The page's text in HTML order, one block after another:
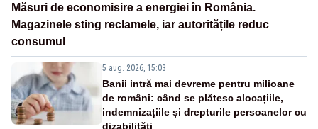
Măsuri de economisire a energiei în România.
Magazinele sting reclamele, iar autoritățile reduc
consumul
5 aug. 2026, 15:03
Banii intră mai devreme pentru milioane
de români: când se plătesc alocațiile,
indemnizațiile și drepturile persoanelor cu
dizabilități